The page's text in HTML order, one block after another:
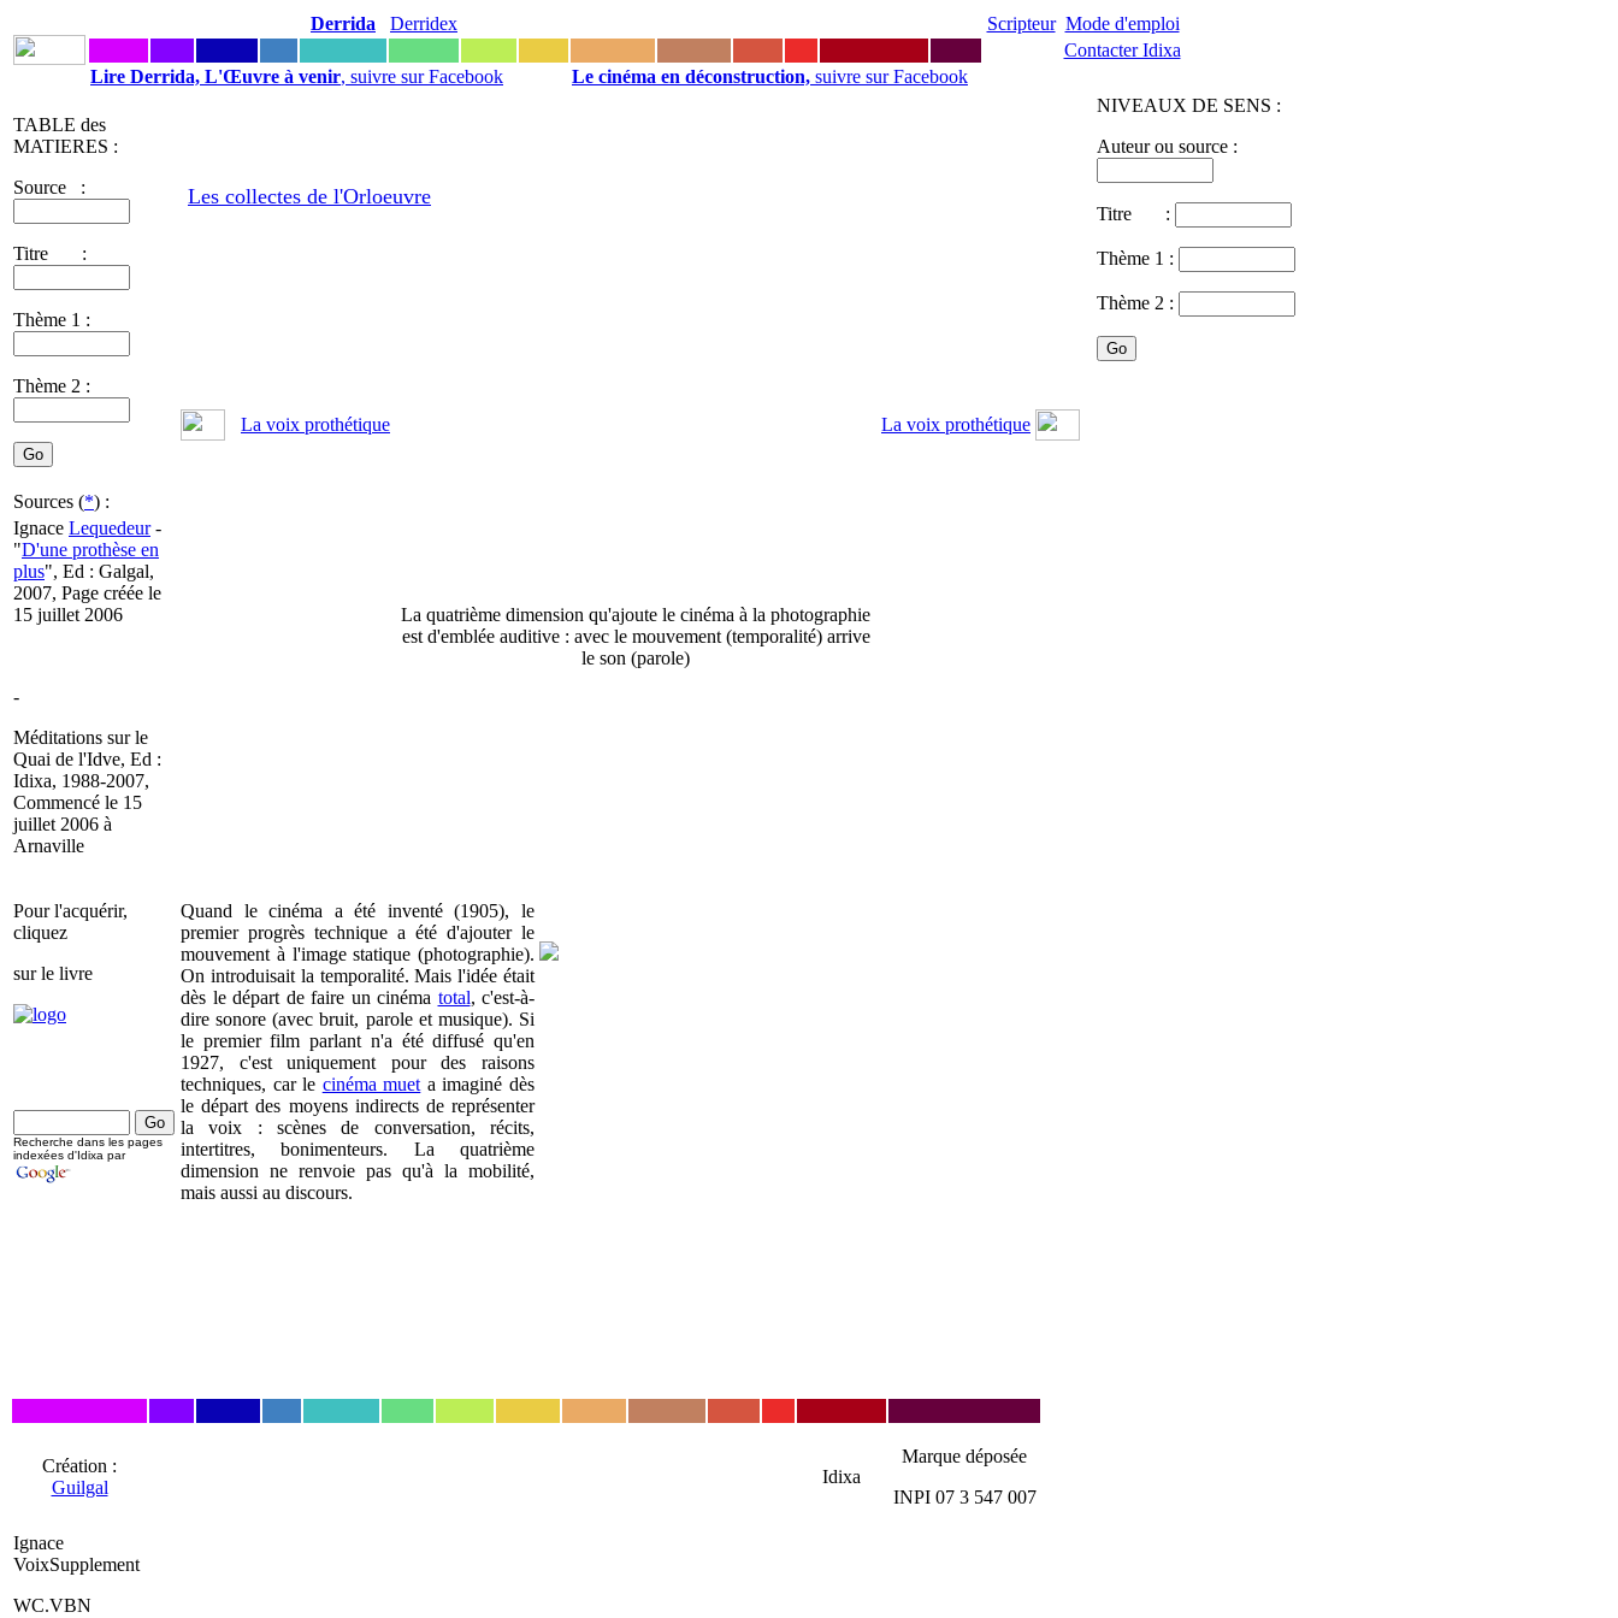
Derrida Derridex Scripteur Mode d'emploi
Contacter Idixa
Lire Derrida, L'Œuvre à venir, suivre sur Facebook Le cinéma en déconstruction, suivre sur Facebook
TABLE des
MATIERES :
Source :
Titre :
Thème 1 :
Thème 2 :
NIVEAUX DE SENS :
Auteur ou source :
Titre :
Thème 1 :
Thème 2 :
Les collectes de l'Orloeuvre
La voix prothétique La voix prothétique
Sources (*) :
Ignace Lequedeur-
"D'une prothèse en
plus", Ed : Galgal,
2007, Page créée le
15 juillet 2006
-
Méditations sur le
Quai de l'Idve, Ed :
Idixa, 1988-2007,
Commencé le 15
juillet 2006 à
Arnaville
La quatrième dimension qu'ajoute le cinéma à la photographie
est d'emblée auditive : avec le mouvement (temporalité) arrive
le son (parole)
Pour l'acquérir,
cliquez
sur le livre
Quand le cinéma a été inventé (1905), le
premier progrès technique a été d'ajouter le
mouvement à l'image statique (photographie).
On introduisait la temporalité. Mais l'idée était
dès le départ de faire un cinéma total, c'est-à-
dire sonore (avec bruit, parole et musique). Si
le premier film parlant n'a été diffusé qu'en
1927, c'est uniquement pour des raisons
techniques, car le cinéma muet a imaginé dès
le départ des moyens indirects de représenter
la voix : scènes de conversation, récits,
intertitres, bonimenteurs. La quatrième
dimension ne renvoie pas qu'à la mobilité,
mais aussi au discours.
Recherche dans les pages
indexées d'Idixa par
Création :
Guilgal
Idixa
Marque déposée
INPI 07 3 547 007
Ignace
VoixSupplement
WC.VBN